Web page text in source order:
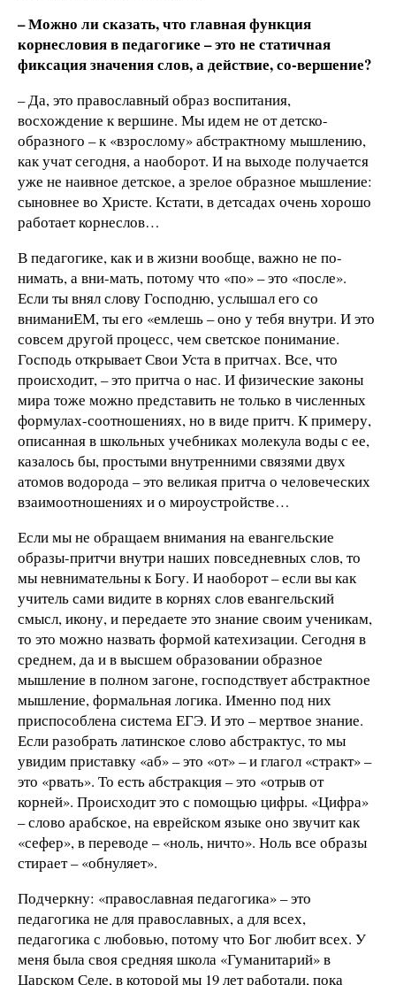
– Можно ли сказать, что главная функция
корнесловия в педагогике – это не статичная
фиксация значения слов, а действие, со-вершение?
– Да, это православный образ воспитания,
восхождение к вершине. Мы идем не от детско-
образного – к «взрослому» абстрактному мышлению,
как учат сегодня, а наоборот. И на выходе получается
уже не наивное детское, а зрелое образное мышление:
сыновнее во Христе. Кстати, в детсадах очень хорошо
работает корнеслов…
В педагогике, как и в жизни вообще, важно не по-
нимать, а вни-мать, потому что «по» – это «после».
Если ты внял слову Господню, услышал его со
вниманиЕМ, ты его «емлешь – оно у тебя внутри. И это
совсем другой процесс, чем светское понимание.
Господь открывает Свои Уста в притчах. Все, что
происходит, – это притча о нас. И физические законы
мира тоже можно представить не только в численных
формулах-соотношениях, но в виде притч. К примеру,
описанная в школьных учебниках молекула воды с ее,
казалось бы, простыми внутренними связями двух
атомов водорода – это великая притча о человеческих
взаимоотношениях и о мироустройстве…
Если мы не обращаем внимания на евангельские
образы-притчи внутри наших повседневных слов, то
мы невнимательны к Богу. И наоборот – если вы как
учитель сами видите в корнях слов евангельский
смысл, икону, и передаете это знание своим ученикам,
то это можно назвать формой катехизации. Сегодня в
среднем, да и в высшем образовании образное
мышление в полном загоне, господствует абстрактное
мышление, формальная логика. Именно под них
приспособлена система ЕГЭ. И это – мертвое знание.
Если разобрать латинское слово абстрактус, то мы
увидим приставку «аб» – это «от» – и глагол «стракт» –
это «рвать». То есть абстракция – это «отрыв от
корней». Происходит это с помощью цифры. «Цифра»
– слово арабское, на еврейском языке оно звучит как
«сефер», в переводе – «ноль, ничто». Ноль все образы
стирает – «обнуляет».
Подчеркну: «православная педагогика» – это
педагогика не для православных, а для всех,
педагогика с любовью, потому что Бог любит всех. У
меня была своя средняя школа «Гуманитарий» в
Царском Селе, в которой мы 19 лет работали, пока